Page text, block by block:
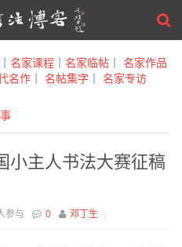
｜ 名家课程 ｜ 名家临帖 ｜ 名家作品
名作 ｜ 名帖集字 ｜ 名家专访
小主人书法大赛征稿
参与 0 邓丁生